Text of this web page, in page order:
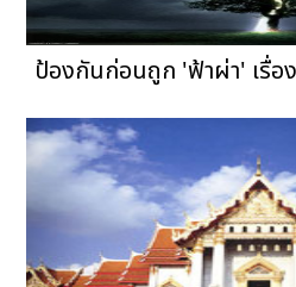
ป้องกันก่อนถูก 'ฟ้าผ่า' เรื่อ